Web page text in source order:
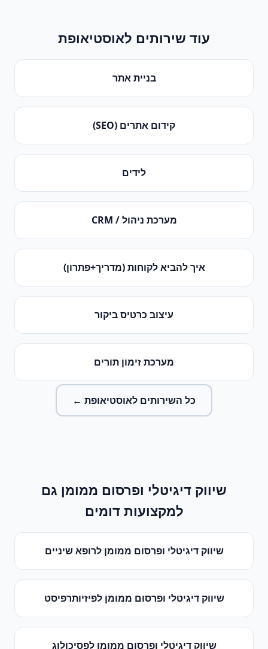
עוד שירותים לאוסטיאופת
בניית אתר
קידום אתרים (SEO)
לידים
מערכת ניהול / CRM
איך להביא לקוחות (מדריך+פתרון)
עיצוב כרטיס ביקור
מערכת זימון תורים
כל השירותים לאוסטיאופת ←
שיווק דיגיטלי ופרסום ממומן גם
למקצועות דומים
שיווק דיגיטלי ופרסום ממומן לרופא שיניים
שיווק דיגיטלי ופרסום ממומן לפיזיותרפיסט
שיווק דיגיטלי ופרסום ממומן לפסיכולוג